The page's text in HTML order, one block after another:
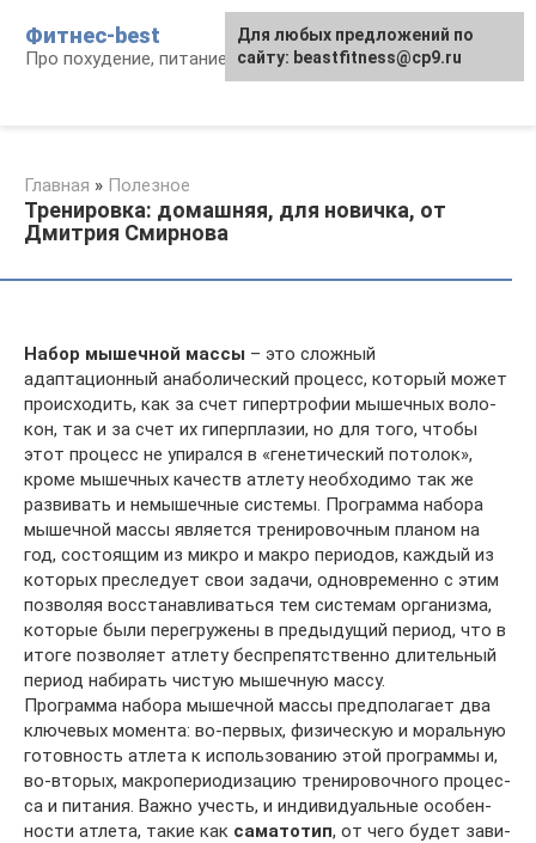
контенту
Фитнес-best
Про похудение, питание и фитнес
Главная » Полезное
Тренировка: домашняя, для новичка, от
Дмитрия Смирнова
Набор мышечной массы – это сложный
адаптационный анаболический про­цесс, ко­то­рый мо­жет
про­ис­хо­дить, как за счет ги­пер­тро­фии мы­шеч­ных во­ло­
кон, так и за счет их ги­пер­пла­зии, но для то­го, что­бы
этот про­цесс не упи­рал­ся в «ге­не­ти­чес­кий по­то­лок»,
кро­ме мы­шеч­ных ка­честв ат­ле­ту не­об­хо­ди­мо так же
раз­ви­вать и не­мы­шеч­ные сис­те­мы. Про­г­рам­ма на­бо­ра
мы­шеч­ной мас­сы яв­ля­ет­ся тре­ни­ро­воч­ным пла­ном на
год, сос­то­я­щим из мик­ро и мак­ро пе­ри­о­дов, каж­дый из
ко­то­рых прес­ле­ду­ет свои за­да­чи, од­но­в­ре­мен­но с этим
поз­во­ляя вос­ста­нав­ли­вать­ся тем сис­те­мам ор­га­низ­ма,
ко­то­рые бы­ли пе­ре­гру­же­ны в пре­ды­ду­щий пе­ри­од, что в
ито­ге поз­во­ля­ет ат­ле­ту бес­пре­пят­с­т­вен­но дли­тель­ный
пе­ри­од на­би­рать чис­тую мы­шеч­ную мас­су.
Программа набора мышечной массы предполагает два
ключевых момента: во-пер­вых, фи­зи­чес­кую и мо­раль­ную
го­тов­ность ат­ле­та к ис­по­ль­зо­ва­нию этой про­г­рам­мы и,
во-вто­рых, мак­ро­пе­ри­о­ди­за­цию тре­ни­ро­воч­но­го про­цес­
са и пи­та­ния. Важ­но учесть, и ин­ди­ви­ду­аль­ные осо­бен­
нос­ти ат­ле­та, та­кие как са­ма­то­тип, от че­го бу­дет за­ви­
Для любых предложений по
сайту: beastfitness@cp9.ru